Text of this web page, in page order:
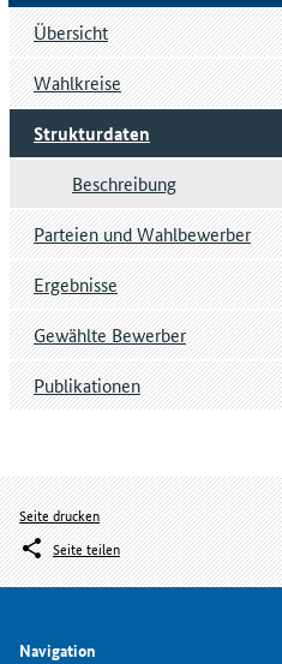
Übersicht
Wahlkreise
Strukturdaten
Beschreibung
Parteien und Wahlbewerber
Ergebnisse
Gewählte Bewerber
Publikationen
Seite drucken
Seite teilen
Navigation